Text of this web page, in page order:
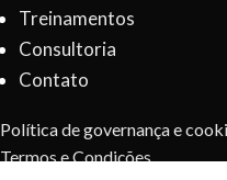
Treinamentos
Consultoria
Contato
Política de governança e
Termos e Condições